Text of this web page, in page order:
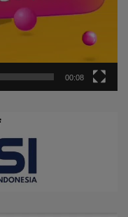
00:08